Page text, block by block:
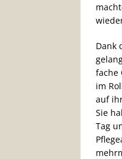
Dank
fache
im
auf
Sie
Tag